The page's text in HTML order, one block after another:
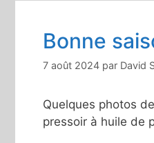
Bonne
7 août 2024 par David
Quelques photos
pressoir à huile de